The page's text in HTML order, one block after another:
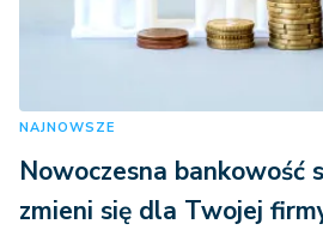
NAJNOWSZE
Nowoczesna bankowość
zmieni się dla Twojej